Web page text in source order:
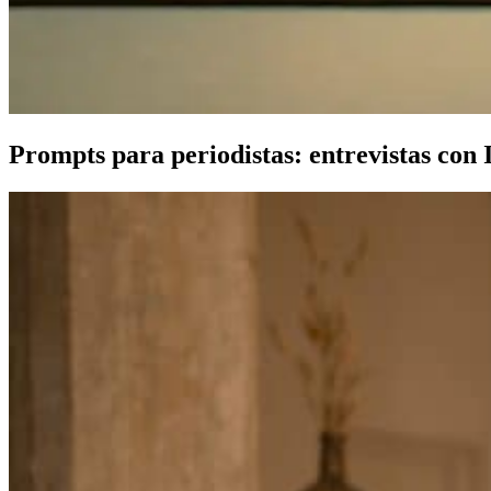
Prompts para periodistas: entrevistas con